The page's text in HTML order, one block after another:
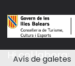
Hi col·labora:
Avís de galetes